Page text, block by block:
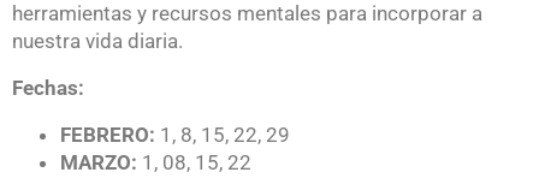
herramientas y recursos mentales para incorporar a
nuestra vida diaria.
Fechas:
FEBRERO: 1, 8, 15, 22, 29
MARZO: 1, 08, 15, 22